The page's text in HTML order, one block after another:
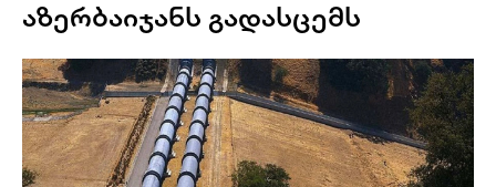
აზერბაიჯანს გადასცემს